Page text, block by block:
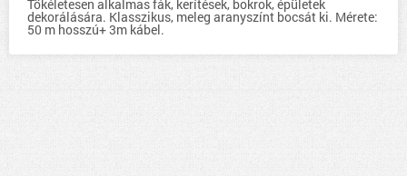
Tökéletesen alkalmas fák, kerítések, bokrok, épületek
dekorálására. Klasszikus, meleg aranyszínt bocsát ki. Mérete:
50 m hosszú+ 3m kábel.